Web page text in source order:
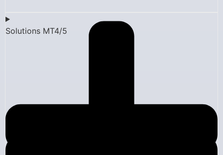
Solutions MT4/5